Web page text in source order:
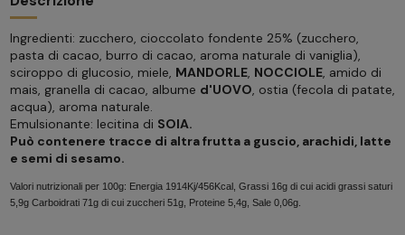
Ingredienti: zucchero, cioccolato fondente 25% (zucchero,
pasta di cacao, burro di cacao, aroma naturale di vaniglia),
sciroppo di glucosio, miele, MANDORLE, NOCCIOLE, amido di
mais, granella di cacao, albume d'UOVO, ostia (fecola di patate,
acqua), aroma naturale.
Emulsionante: lecitina di SOIA.
Può contenere tracce di altra frutta a guscio, arachidi, latte
e semi di sesamo.
Valori nutrizionali per 100g: Energia 1914Kj/456Kcal, Grassi 16g di cui acidi grassi saturi
5,9g Carboidrati 71g di cui zuccheri 51g, Proteine 5,4g, Sale 0,06g.